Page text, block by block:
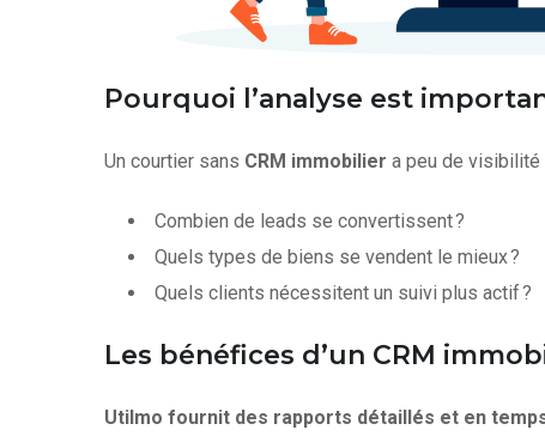
Pourquoi l’analyse est
Un courtier sans CRM immobilier a peu de
Combien de leads se convertissent ?
Quels types de biens se vendent le mieux ?
Quels clients nécessitent un suivi plus actif ?
Les bénéfices d’un CRM
Utilmo fournit des rapports détaillés et en